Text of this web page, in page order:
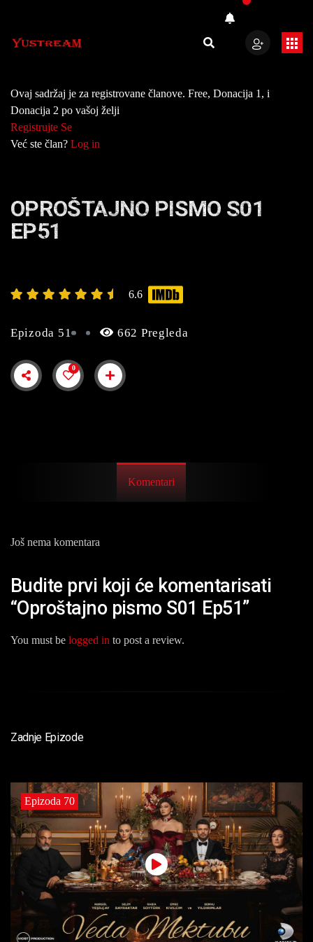
Ovaj sadržaj je za registrovane članove. Free, Donacija 1, i
Donacija 2 po vašoj želji
Registrujte Se
Već ste član? Log in
OPROŠTAJNO PISMO S01
EP51
6.6
Epizoda 51 662 Pregleda
0
Komentari
Još nema komentara
Budite prvi koji će komentarisati
“Oproštajno pismo S01 Ep51”
You must be logged in to post a review.
Zadnje Epizode
Epizoda 70